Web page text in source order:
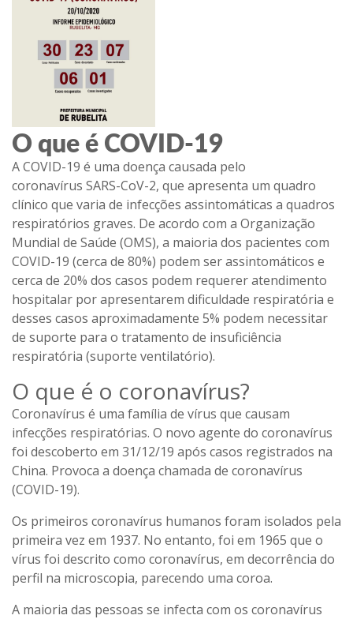
O que é COVID-19
ACOVID-19 é uma doença causada pelo
coronavírus SARS-CoV-2, que apresenta um quadro
clínico que varia de infecções assintomáticas a quadros
respiratórios graves. De acordo com a Organização
Mundial de Saúde (OMS), a maioria dos pacientes com
COVID-19 (cerca de 80%) podem ser assintomáticos e
cerca de 20% dos casos podem requerer atendimento
hospitalar por apresentarem dificuldade respiratória e
desses casos aproximadamente 5% podem necessitar
de suporte para o tratamento de insuficiência
respiratória (suporte ventilatório).
O que é o coronavírus?
Coronavírus é uma família de vírus que causam
infecções respiratórias. O novo agente do coronavírus
foi descoberto em 31/12/19 após casos registrados na
China. Provoca a doença chamada de coronavírus
(COVID-19).
Os primeiros coronavírus humanos foram isolados pela
primeira vez em 1937. No entanto, foi em 1965 que o
vírus foi descrito como coronavírus, em decorrência do
perfil na microscopia, parecendo uma coroa.
A maioria das pessoas se infecta com os coronavírus